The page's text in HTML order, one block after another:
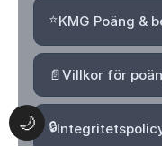
🌙
⭐KMG Poäng &
📄Villkor för
🔒